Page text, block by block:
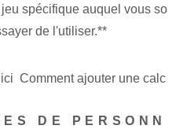
spécifique auquel vous so
de l'utiliser.**
Comment ajouter une calc
DE PERSONN